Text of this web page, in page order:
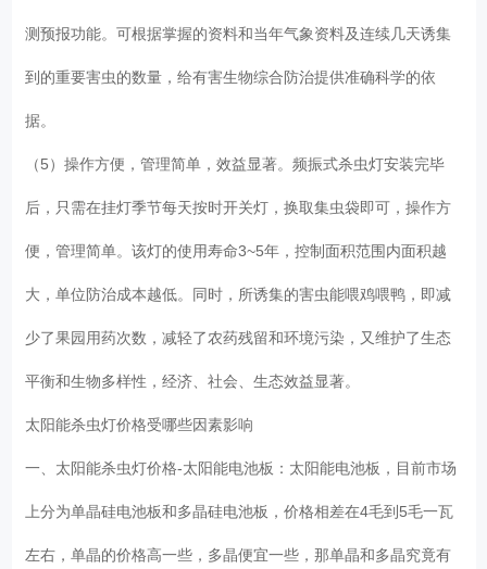
测预报功能。可根据掌握的资料和当年气象资料及连续几天诱集
到的重要害虫的数量，给有害生物综合防治提供准确科学的依
据。
（5）操作方便，管理简单，效益显著。频振式杀虫灯安装完毕
后，只需在挂灯季节每天按时开关灯，换取集虫袋即可，操作方
便，管理简单。该灯的使用寿命3~5年，控制面积范围内面积越
大，单位防治成本越低。同时，所诱集的害虫能喂鸡喂鸭，即减
少了果园用药次数，减轻了农药残留和环境污染，又维护了生态
平衡和生物多样性，经济、社会、生态效益显著。
太阳能杀虫灯价格受哪些因素影响
一、太阳能杀虫灯价格-太阳能电池板：太阳能电池板，目前市场
上分为单晶硅电池板和多晶硅电池板，价格相差在4毛到5毛一瓦
左右，单晶的价格高一些，多晶便宜一些，那单晶和多晶究竟有